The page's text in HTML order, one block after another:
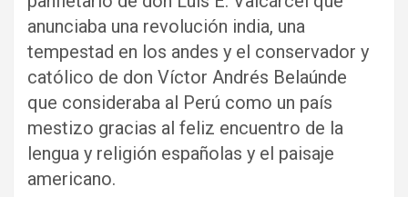
anunciaba una revolución india, una
tempestad en los andes y el conservador y
católico de don Víctor Andrés Belaúnde
que consideraba al Perú como un país
mestizo gracias al feliz encuentro de la
lengua y religión españolas y el paisaje
americano.